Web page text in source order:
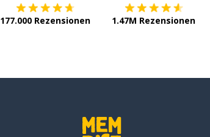
177.000 Rezensionen 1.47M Rezensionen